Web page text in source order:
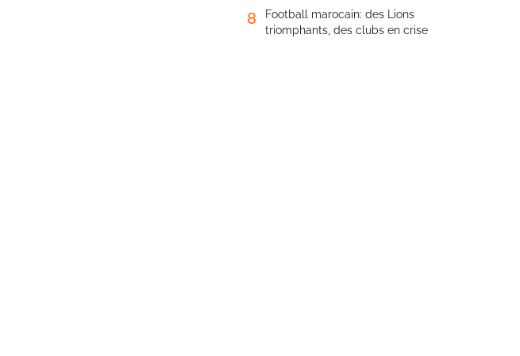
8
Football marocain: des Lions
triomphants, des clubs en crise